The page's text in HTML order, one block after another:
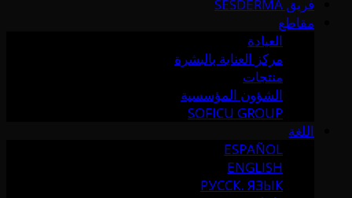
فريق SESDERMA
مقاطع
العيادة
مركز العناية بالبشرة
منتجات
الشؤون المؤسسية
SOFICU GROUP
اللغة
ESPAÑOL
ENGLISH
РУССК. ЯЗЫК